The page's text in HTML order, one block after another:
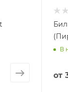
В
от